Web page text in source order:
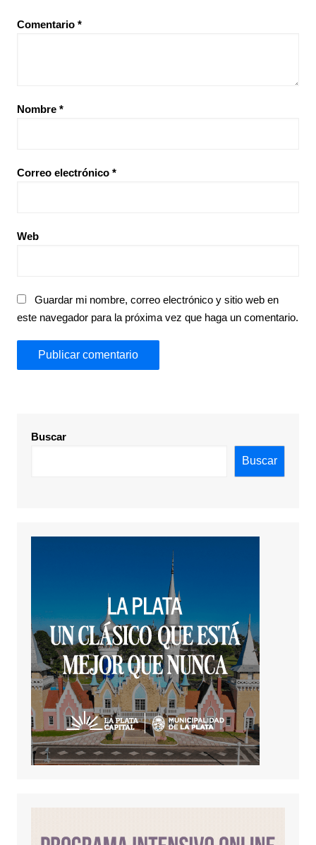
Comentario *
Nombre *
Correo electrónico *
Web
Guardar mi nombre, correo electrónico y sitio web en
este navegador para la próxima vez que haga un comentario.
Buscar
Buscar